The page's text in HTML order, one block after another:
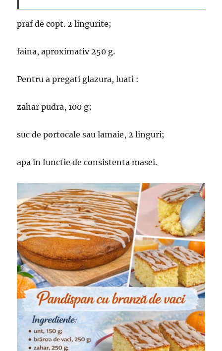
praf de copt. 2 lingurite;
faina, aproximativ 250 g.
Pentru a pregati glazura, luati :
zahar pudra, 100 g;
suc de portocale sau lamaie, 2 linguri;
apa in functie de consistenta masei.